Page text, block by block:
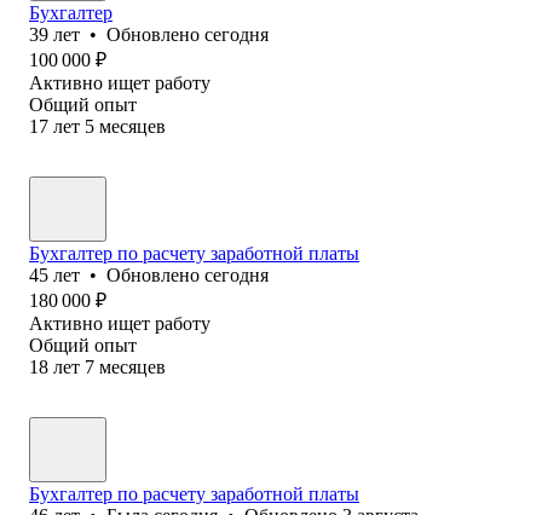
Бухгалтер
39 лет • Обновлено сегодня
100 000 ₽
Активно ищет работу
Общий опыт
17 лет 5 месяцев
Бухгалтер по расчету заработной платы
45 лет • Обновлено сегодня
180 000 ₽
Активно ищет работу
Общий опыт
18 лет 7 месяцев
Бухгалтер по расчету заработной платы